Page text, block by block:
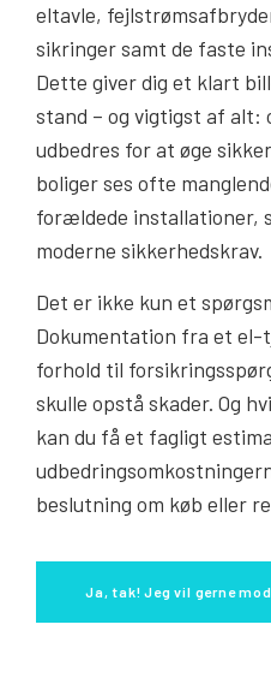
eltavle,
sikringer samt de faste
Dette giver dig et klart
stand – og vigtigst af alt:
udbedres for at øge
boliger ses ofte
forældede installationer,
moderne sikkerhedskrav.
Det er ikke kun et
Dokumentation fra et
forhold til
skulle opstå skader. Og
kan du få et fagligt
beslutning om køb eller
Ja, tak! Jeg vil gerne